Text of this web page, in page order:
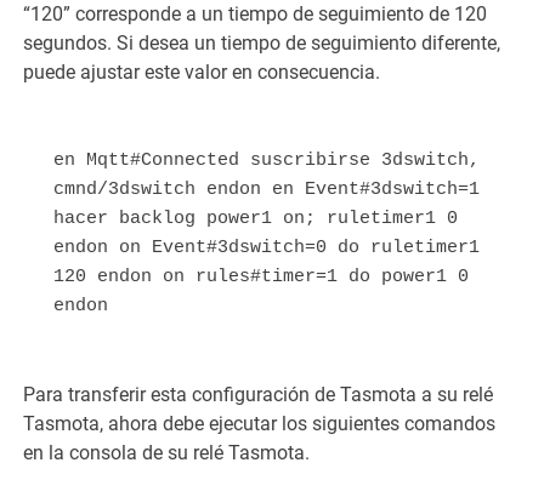
“120” corresponde a un tiempo de seguimiento de 120
segundos. Si desea un tiempo de seguimiento diferente,
puede ajustar este valor en consecuencia.
en Mqtt#Connected suscribirse 3dswitch,
cmnd/3dswitch endon en Event#3dswitch=1
hacer backlog power1 on; ruletimer1 0
endon on Event#3dswitch=0 do ruletimer1
120 endon on rules#timer=1 do power1 0
endon
Para transferir esta configuración de Tasmota a su relé
Tasmota, ahora debe ejecutar los siguientes comandos
en la consola de su relé Tasmota.